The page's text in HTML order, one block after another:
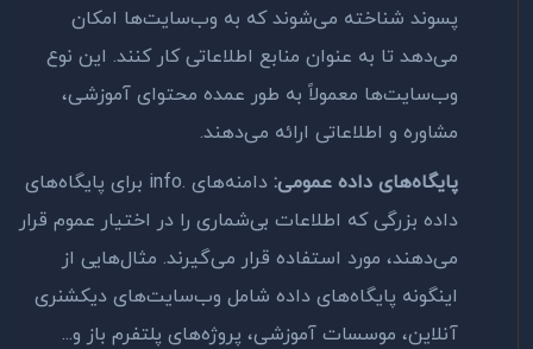
پسوند شناخته می‌شوند که به وب‌سایت‌ها امکان
می‌دهد تا به عنوان منابع اطلاعاتی کار کنند. این نوع
وب‌سایت‌ها معمولاً به طور عمده محتوای آموزشی،
مشاوره و اطلاعاتی ارائه می‌دهند.
پایگاه‌های داده عمومی:
دامنه‌های .info برای پایگاه‌های
داده بزرگی که اطلاعات بی‌شماری را در اختیار عموم قرار
می‌دهند، مورد استفاده قرار می‌گیرند. مثال‌هایی از
اینگونه پایگاه‌های داده شامل وب‌سایت‌های دیکشنری
آنلاین، موسسات آموزشی، پروژه‌های پلتفرم باز و...